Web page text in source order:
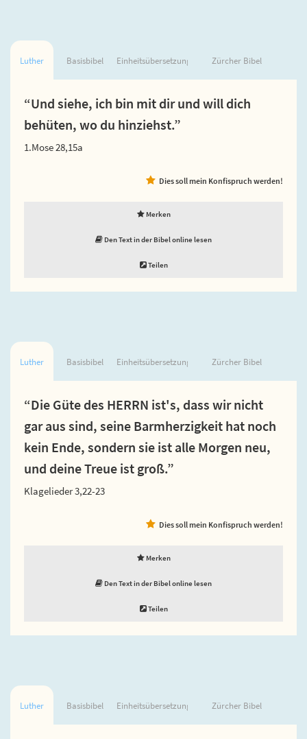
Luther Basisbibel Einheitsübersetzung Zürcher Bibel
“Und siehe, ich bin mit dir und will dich
behüten, wo du hinziehst.”
1.Mose 28,15a
Dies soll mein Konfispruch werden!
Merken
Den Text in der Bibel online lesen
Teilen
Luther Basisbibel Einheitsübersetzung Zürcher Bibel
“Die Güte des HERRN ist's, dass wir nicht
gar aus sind, seine Barmherzigkeit hat noch
kein Ende, sondern sie ist alle Morgen neu,
und deine Treue ist groß.”
Klagelieder 3,22-23
Dies soll mein Konfispruch werden!
Merken
Den Text in der Bibel online lesen
Teilen
Luther Basisbibel Einheitsübersetzung Zürcher Bibel